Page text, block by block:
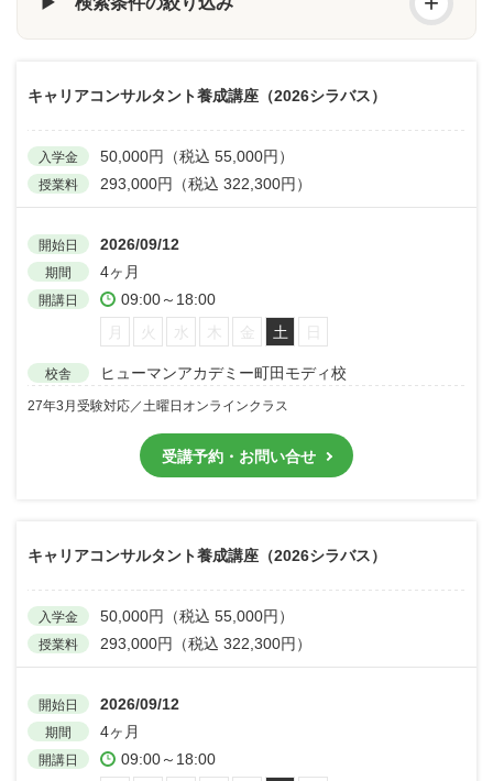
キャリアコンサルタント養成講座（2026シラバス）
入学金 50,000円（税込 55,000円）
授業料 293,000円（税込 322,300円）
開始日 2026/09/12
期間 4ヶ月
開講日
09:00～18:00
月
火 水 木 金 土 日
校舎 ヒューマンアカデミー町田モディ校
27年3月受験対応／土曜日オンラインクラス
受講予約・お問い合せ
キャリアコンサルタント養成講座（2026シラバス）
入学金 50,000円（税込 55,000円）
授業料 293,000円（税込 322,300円）
開始日 2026/09/12
期間 4ヶ月
開講日
09:00～18:00